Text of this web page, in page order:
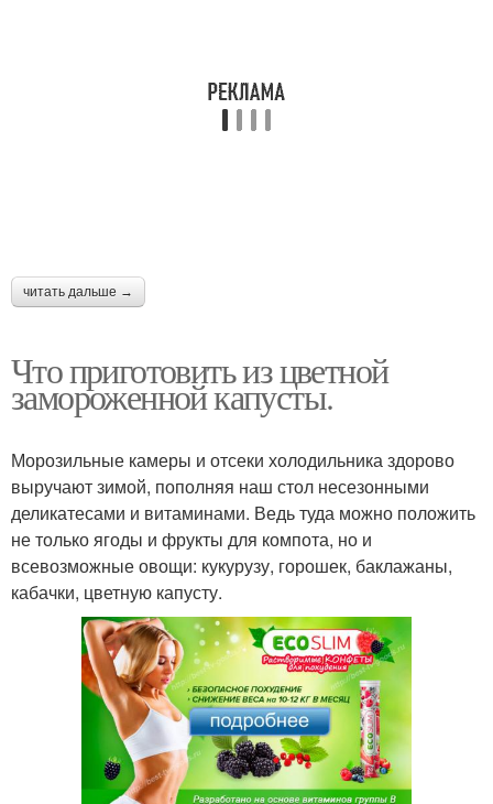
читать дальше →
Что приготовить из цветной
замороженной капусты.
Морозильные камеры и отсеки холодильника здорово
выручают зимой, пополняя наш стол несезонными
деликатесами и витаминами. Ведь туда можно положить
не только ягоды и фрукты для компота, но и
всевозможные овощи: кукурузу, горошек, баклажаны,
кабачки, цветную капусту.